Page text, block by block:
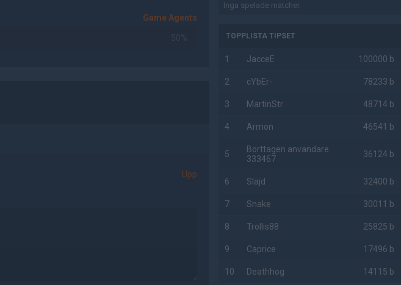
Game Agents
50%
Upp
Inga spelade matcher.
TOPPLISTA TIPSET
1 JacceE 100000 b
2 cYbEr- 78233 b
3 MartinStr 48714 b
4 Armon 46541 b
5
Borttagen användare
333467
36124 b
6 Slajd 32400 b
7 Snake 30011 b
8 Trollis88 25825 b
9 Caprice 17496 b
10 Deathhog 14115 b